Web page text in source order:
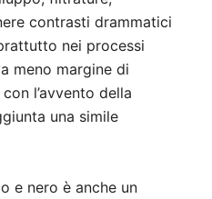
contrasti drammatici
nei processi
meno margine di
l’avvento della
una simile
e nero è anche un